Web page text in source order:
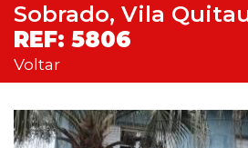
Sobrado, Vila
REF: 5806
Voltar